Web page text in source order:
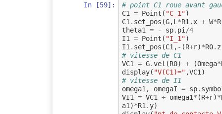
In [59]:
# point C1 roue avant
C1
= Point ( "C_1")
C1 . set_pos (G,L *R1 . x + W*
theta1
= - sp. pi /4
I1
= Point ( "I_1")
I1 . set_pos (C1 , - (R+r)*R0. z
# vitesse de C1
VC1
= G.vel (R0) + (Omega*
display( "V(C1)=" ,VC1 )
# vitesse de I1
omega1 , omegaI = sp.
VI1
= VC1 + omega1* (R+r)*
a1 )*R1 . y)